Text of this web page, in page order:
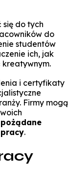
się do tych
do
studentów
ich, jak
kreatywnym.
i certyfikaty
Firmy mogą
.